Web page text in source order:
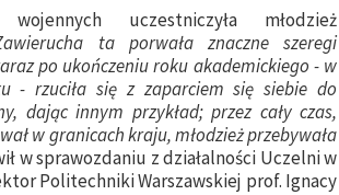
uczestniczyła młodzież
ta porwała znaczne szeregi
po ukończeniu roku akademickiego - w
- rzuciła się z zaparciem się siebie do
dając innym przykład; przez cały czas,
w granicach kraju, młodzież przebywała
w sprawozdaniu z działalności Uczelni w
Politechniki Warszawskiej prof. Ignacy